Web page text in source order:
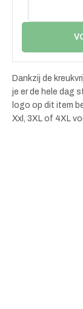
Dankzij de
je er de hele dag
logo op dit item
Xxl, 3XL of 4XL